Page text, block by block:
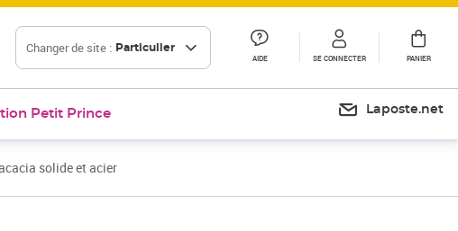
Changer de site : Particulier
AIDE SE CONNECTER PANIER
Petit Prince Laposte.net
solide et acier